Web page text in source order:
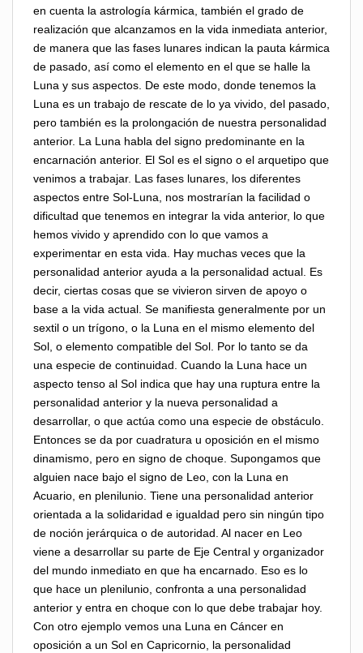
en cuenta la astrología kármica, también el grado de
realización que alcanzamos en la vida inmediata anterior,
de manera que las fases lunares indican la pauta kármica
de pasado, así como el elemento en el que se halle la
Luna y sus aspectos. De este modo, donde tenemos la
Luna es un trabajo de rescate de lo ya vivido, del pasado,
pero también es la prolongación de nuestra personalidad
anterior. La Luna habla del signo predominante en la
encarnación anterior. El Sol es el signo o el arquetipo que
venimos a trabajar. Las fases lunares, los diferentes
aspectos entre Sol-Luna, nos mostrarían la facilidad o
dificultad que tenemos en integrar la vida anterior, lo que
hemos vivido y aprendido con lo que vamos a
experimentar en esta vida. Hay muchas veces que la
personalidad anterior ayuda a la personalidad actual. Es
decir, ciertas cosas que se vivieron sirven de apoyo o
base a la vida actual. Se manifiesta generalmente por un
sextil o un trígono, o la Luna en el mismo elemento del
Sol, o elemento compatible del Sol. Por lo tanto se da
una especie de continuidad. Cuando la Luna hace un
aspecto tenso al Sol indica que hay una ruptura entre la
personalidad anterior y la nueva personalidad a
desarrollar, o que actúa como una especie de obstáculo.
Entonces se da por cuadratura u oposición en el mismo
dinamismo, pero en signo de choque. Supongamos que
alguien nace bajo el signo de Leo, con la Luna en
Acuario, en plenilunio. Tiene una personalidad anterior
orientada a la solidaridad e igualdad pero sin ningún tipo
de noción jerárquica o de autoridad. Al nacer en Leo
viene a desarrollar su parte de Eje Central y organizador
del mundo inmediato en que ha encarnado. Eso es lo
que hace un plenilunio, confronta a una personalidad
anterior y entra en choque con lo que debe trabajar hoy.
Con otro ejemplo vemos una Luna en Cáncer en
oposición a un Sol en Capricornio, la personalidad